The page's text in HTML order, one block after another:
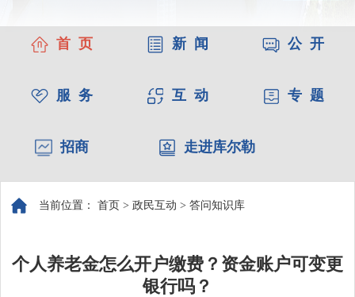
首 页 新 闻 公 开
服 务 互 动 专 题
招商 走进库尔勒
当前位置： 首页 > 政民互动 > 答问知识库
个人养老金怎么开户缴费？资金账户可变更
银行吗？